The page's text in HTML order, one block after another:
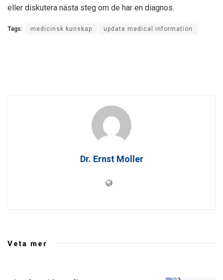
eller diskutera nästa steg om de har en diagnos.
Tags: medicinsk kunskap update medical information
Dr. Ernst Moller
Veta mer